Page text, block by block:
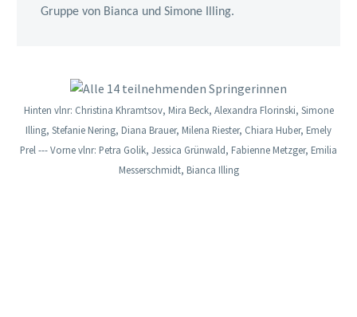
Gruppe von Bianca und Simone Illing.
Hinten vlnr: Christina Khramtsov, Mira Beck, Alexandra Florinski, Simone
Illing, Stefanie Nering, Diana Brauer, Milena Riester, Chiara Huber, Emely
Prel --- Vorne vlnr: Petra Golik, Jessica Grünwald, Fabienne Metzger, Emilia
Messerschmidt, Bianca Illing